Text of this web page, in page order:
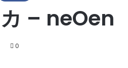
– neOen
0